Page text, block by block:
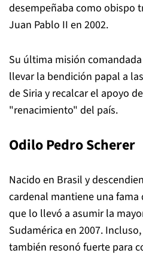
desempeñaba como obispo
Juan Pablo II en 2002.
Su última misión
llevar la bendición papal a
de Siria y recalcar el apoyo
"renacimiento" del país.
Odilo Pedro Scherer
Nacido en Brasil y
cardenal mantiene una
que lo llevó a asumir la
Sudamérica en 2007.
también resonó fuerte para